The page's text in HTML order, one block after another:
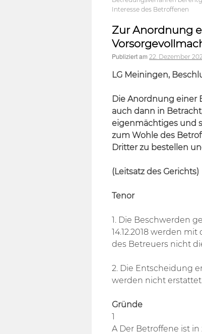
Interesse des Betroffenen
Zur Anordnung
Publiziert am 22. Dezember
LG Meiningen,
Die Anordnung einer
auch dann in
eigenmächtiges und
zum Wohle des
Dritter zu bestellen
(Leitsatz des Gerichts)
Tenor
1. Die Beschwerden
14.12.2018 werden
des Betreuers nicht
2. Die Entscheidung
werden nicht
Gründe
1
A Der Betroffene ist